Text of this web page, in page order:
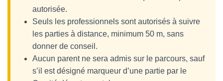
autorisée.
Seuls les professionnels sont autorisés à suivre
les parties à distance, minimum 50 m, sans
donner de conseil.
Aucun parent ne sera admis sur le parcours, sauf
s’il est désigné marqueur d’une partie par le